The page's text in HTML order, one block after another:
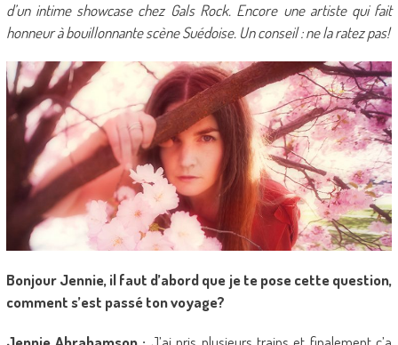
d’un intime showcase chez Gals Rock. Encore une artiste qui fait
honneur à bouillonnante scène Suédoise. Un conseil : ne la ratez pas!
Bonjour Jennie, il faut d’abord que je te pose cette question,
comment s’est passé ton voyage?